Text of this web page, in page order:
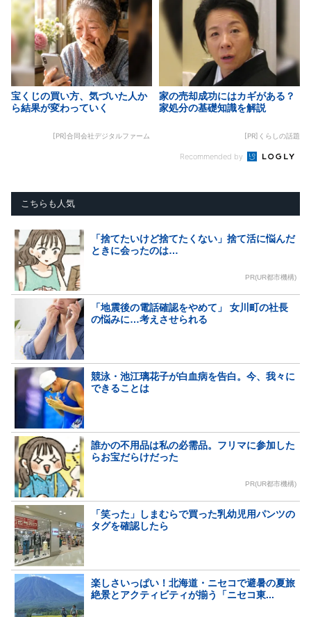
宝くじの買い方、気づいた人か
ら結果が変わっていく
[PR]合同会社デジタルファーム
家の売却成功にはカギがある？
家処分の基礎知識を解説
[PR]くらしの話題
Recommended by
こちらも人気
「捨てたいけど捨てたくない」捨て活に悩んだ
ときに会ったのは…
PR(UR都市機構)
「地震後の電話確認をやめて」 女川町の社長
の悩みに…考えさせられる
競泳・池江璃花子が白血病を告白。今、我々に
できることは
誰かの不用品は私の必需品。フリマに参加した
らお宝だらけだった
PR(UR都市機構)
「笑った」しまむらで買った乳幼児用パンツの
タグを確認したら
楽しさいっぱい！北海道・ニセコで避暑の夏旅
絶景とアクティビティが揃う「ニセコ東...